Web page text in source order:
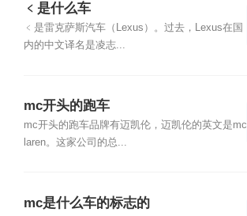
﹤是什么车
﹤是雷克萨斯汽车（Lexus）。过去，Lexus在国
内的中文译名是凌志...
mc开头的跑车
mc开头的跑车品牌有迈凯伦，迈凯伦的英文是mc
laren。这家公司的总...
mc是什么车的标志的